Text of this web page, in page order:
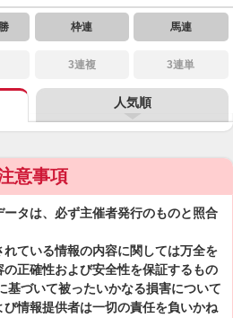
枠連 馬連
3連複 3連単
人気順
意事項
タは、必ず主催者発行のものと照合
ている情報の内容に関しては万全を
正確性および安全性を保証するもの
基づいて被ったいかなる損害について
情報提供者は一切の責任を負いかね